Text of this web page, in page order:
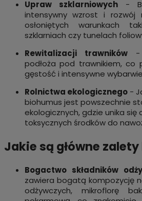
Upraw szklarniowych-
intensywny wzrost i rozwój
osłoniętych warunkach
szklarniach czy tunelach
Rewitalizacji trawników-
podłoża pod trawnikiem, co
gęstość i intensywne
Rolnictwa ekologicznego-
biohumus jest powszechnie
ekologicznych, gdzie unika się
toksycznych środków do
Jakie są główne
Bogactwo składników
zawiera bogatą kompozycję
odżywczych, mikroflorę